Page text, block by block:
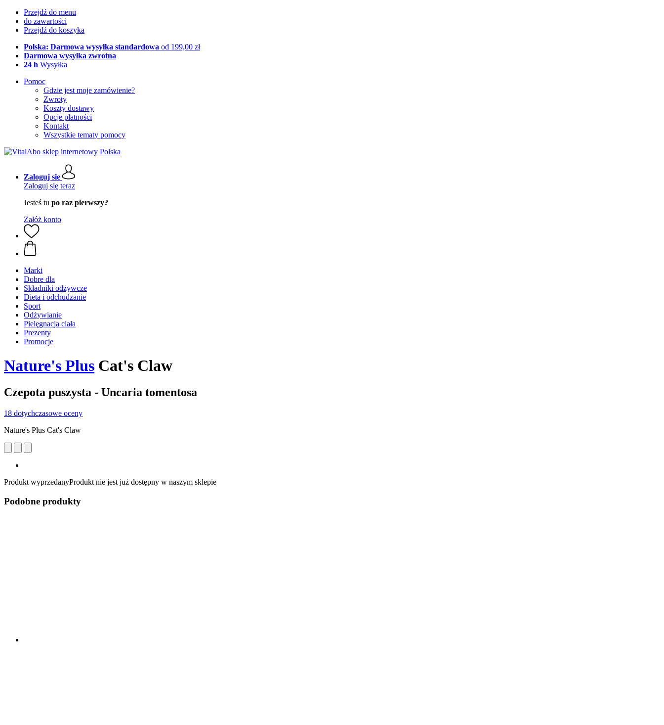
Przejdź do menu
do zawartości
Przejdź do koszyka
Polska: Darmowa wysyłka standardowa od 199,00 zł
Darmowa wysyłka zwrotna
24 h Wysyłka
Pomoc
Gdzie jest moje zamówienie?
Zwroty
Koszty dostawy
Opcje płatności
Kontakt
Wszystkie tematy pomocy
Zaloguj się
Zaloguj się teraz
Jesteś tu po raz pierwszy?
Załóż konto
Marki
Dobre dla
Składniki odżywcze
Dieta i odchudzanie
Sport
Odżywianie
Pielęgnacja ciała
Prezenty
Promocje
Nature's Plus Cat's Claw
Czepota puszysta - Uncaria tomentosa
18 dotychczasowe oceny
Nature's Plus Cat's Claw
Produkt wyprzedanyProdukt nie jest już dostępny w naszym sklepie
Podobne produkty